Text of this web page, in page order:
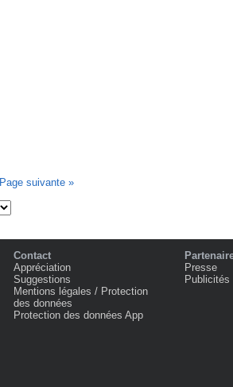
Page suivante »
Contact
Appréciation
Suggestions
Mentions légales / Protection
des données
Protection des données App
Presse
Publicités